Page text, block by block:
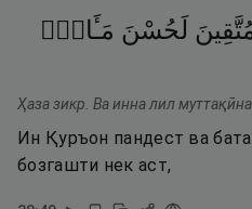
لَحُسْنَ مَـَٔابٍۢ
Ҳаза зикр. Ва инна лил муттақӣна
Ин Қуръон пандест ва
бозгашти нек аст,